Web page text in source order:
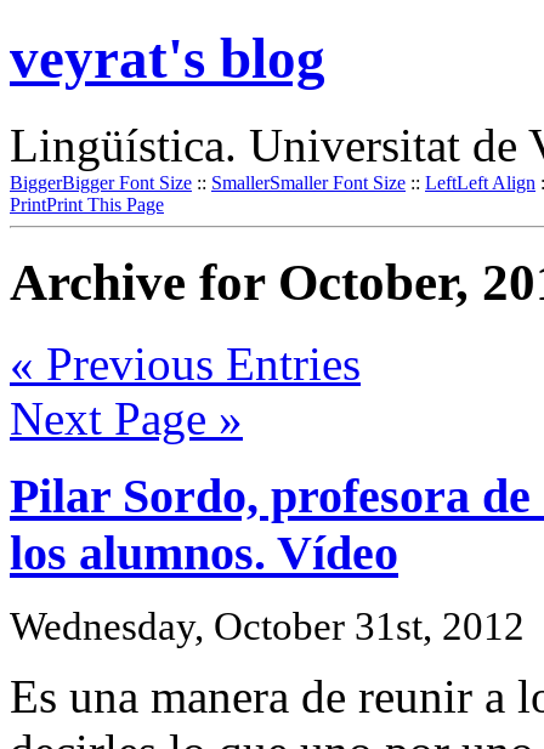
veyrat's blog
Lingüística. Universitat de
BiggerBigger Font Size :: SmallerSmaller Font Size :: LeftLeft Align
PrintPrint This Page
Archive for October,
« Previous Entries
Next Page »
Pilar Sordo, profesora
los alumnos. Vídeo
Wednesday, October 31st, 2012
Es una manera de reunir a